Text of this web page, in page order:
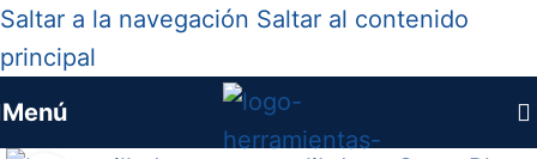
Saltar a la navegación Saltar al contenido
principal
Menú